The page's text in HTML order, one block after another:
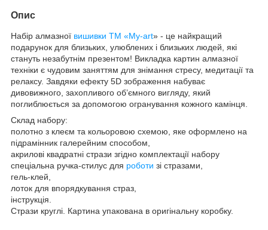
Опис
Набір алмазної вишивки ТМ «My-art» - це найкращий
подарунок для близьких, улюблених і близьких людей, які
стануть незабутнім презентом! Викладка картин алмазної
техніки є чудовим заняттям для знімання стресу, медитації та
релаксу. Завдяки ефекту 5D зображення набуває
дивовижного, захопливого об’ємного вигляду, який
поглиблюється за допомогою огранування кожного камінця.
Склад набору:
полотно з клеєм та кольоровою схемою, яке оформлено на
підрамінник галерейним способом,
акрилові квадратні стрази згідно комплектації набору
спеціальна ручка-стилус для роботи зі стразами,
гель-клей,
лоток для впорядкування страз,
інструкція.
Стрази круглі. Картина упакована в оригінальну коробку.